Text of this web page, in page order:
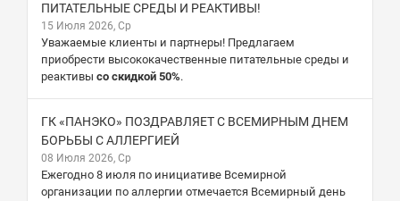
ПИТАТЕЛЬНЫЕ СРЕДЫ И РЕАКТИВЫ!
15 Июля 2026, Ср
Уважаемые клиенты и партнеры! Предлагаем
приобрести высококачественные питательные среды и
реактивы со скидкой 50%.
ГК «ПАНЭКО» ПОЗДРАВЛЯЕТ С ВСЕМИРНЫМ ДНЕМ
БОРЬБЫ С АЛЛЕРГИЕЙ
08 Июля 2026, Ср
Ежегодно 8 июля по инициативе Всемирной
организации по аллергии отмечается Всемирный день